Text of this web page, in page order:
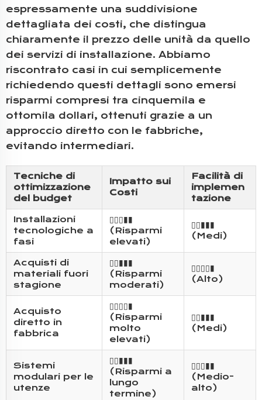
espressamente una suddivisione
dettagliata dei costi, che distingua
chiaramente il prezzo delle unità da quello
dei servizi di installazione. Abbiamo
riscontrato casi in cui semplicemente
richiedendo questi dettagli sono emersi
risparmi compresi tra cinquemila e
ottomila dollari, ottenuti grazie a un
approccio diretto con le fabbriche,
evitando intermediari.
Tecniche di
ottimizzazione
del budget
Impatto sui
Costi
Facilità di
implemen
tazione
Installazioni
tecnologiche a
fasi
▯▯▯▮▮
(Risparmi
elevati)
▯▯▮▮▮
(Medi)
Acquisti di
materiali fuori
stagione
▯▯▮▮▮
(Risparmi
moderati)
▯▯▯▯▮
(Alto)
Acquisto
diretto in
fabbrica
▯▯▯▯▮
(Risparmi
molto
elevati)
▯▯▮▮▮
(Medi)
Sistemi
modulari per le
utenze
▯▯▮▮▮
(Risparmi a
lungo
termine)
▯▯▯▮▮
(Medio-
alto)